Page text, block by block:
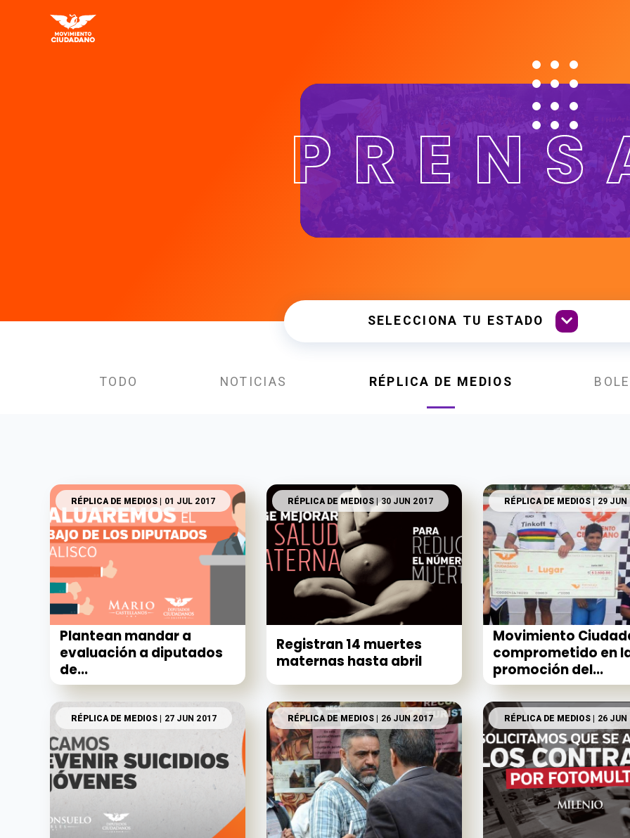
TODO NOTICIAS RÉPLICA DE MEDIOS
RÉPLICA DE MEDIOS | 01 JUL 2017
Plantean mandar a
evaluación a diputados
de...
RÉPLICA DE MEDIOS | 30 JUN 2017
Registran 14 muertes
maternas hasta abril
RÉPLICA DE MEDIOS| 29 JUN
Movimiento
comprometido en
promoción del...
RÉPLICA DE MEDIOS | 27 JUN 2017 RÉPLICA DE MEDIOS | 26 JUN 2017 RÉPLICA DE MEDIOS | 26